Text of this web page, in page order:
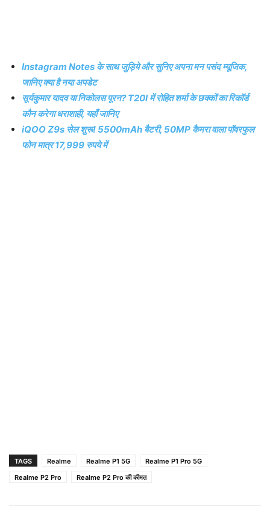
Instagram Notes के साथ जुड़िये और सुनिए अपना मन पसंद म्यूजिक,
जानिए क्या है नया अपडेट
सूर्यकुमार यादव या निकोलस पूरन? T20I में रोहित शर्मा के छक्कों का रिकॉर्ड
कौन करेगा धराशाही, यहाँ जानिए
iQOO Z9s सेल शुरू! 5500mAh बैटरी, 50MP कैमरा वाला पॉवरफुल
फोन मात्र 17,999 रुपये में
TAGS Realme Realme P1 5G
Realme P1 Pro 5G
Realme P2 Pro
Realme P2 Pro की कीमत